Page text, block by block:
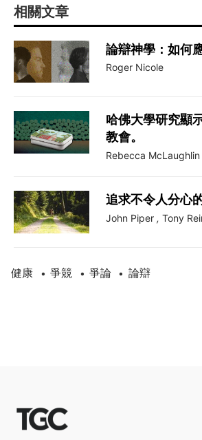
相關文章
論辯神學：如何
Roger Nicole
哈佛大學研究顯
教會。
Rebecca McLaughlin
追求不令人分心
John Piper , Tony
健康 • 爭競 • 爭論 • 論辯